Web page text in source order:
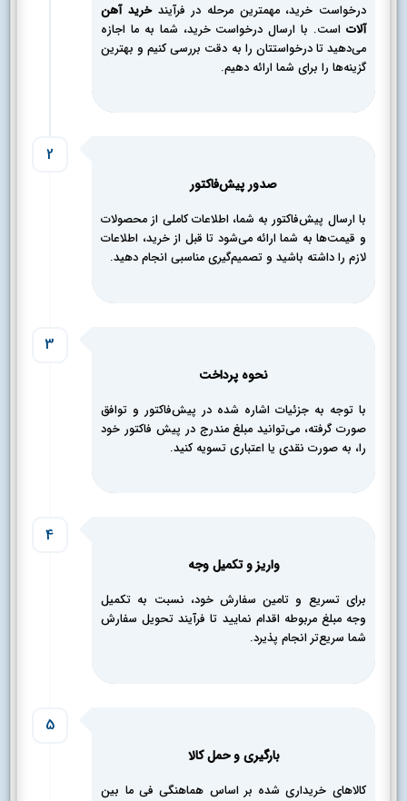
درخواست خرید، مهمترین مرحله در فرآیندخرید آهن
است. با ارسال درخواست خرید، شما به ما اجازه
می‌دهید تا درخواستتان را به دقت بررسی کنیم و بهترین
گزینه‌ها را برای شما ارائه دهیم.
صدور پیش‌فاکتور
با ارسال پیش‌فاکتور به شما، اطلاعات کاملی از محصولات
و قیمت‌ها به شما ارائه می‌شود تا قبل از خرید، اطلاعات
لازم را داشته باشید و تصمیم‌گیری مناسبی انجام دهید.
نحوه پرداخت
با توجه به جزئیات اشاره شده در پیش‌فاکتور و توافق
صورت گرفته، می‌توانید مبلغ مندرج در پیش فاکتور خود
را، به صورت نقدی یا اعتباری تسویه کنید.
واریز و تکمیل‌ وجه
برای تسریع و تامین سفارش خود، نسبت به تکمیل
وجه مبلغ مربوطه اقدام نمایید تا فرآیند تحویل سفارش
شما سریع‌تر انجام پذیرد.
بارگیری و حمل کالا
کالاهای خریداری شده بر اساس هماهنگی فی ما بین